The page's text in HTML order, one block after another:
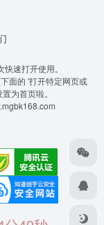
速打开使用。
面的 '打开特定网页或
为首页啦。